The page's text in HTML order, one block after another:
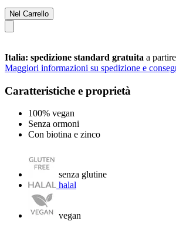
Nel Carrello
Italia: spedizione standard gratuita a
Maggiori informazioni su spedizione e
Caratteristiche e proprietà
100% vegan
Senza ormoni
Con biotina e zinco
senza glutine
halal
vegan